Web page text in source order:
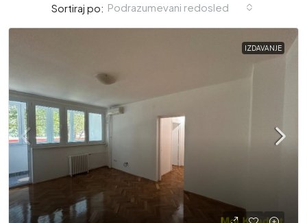
Sortiraj po: Podrazumevani redosled
IZDAVANJE